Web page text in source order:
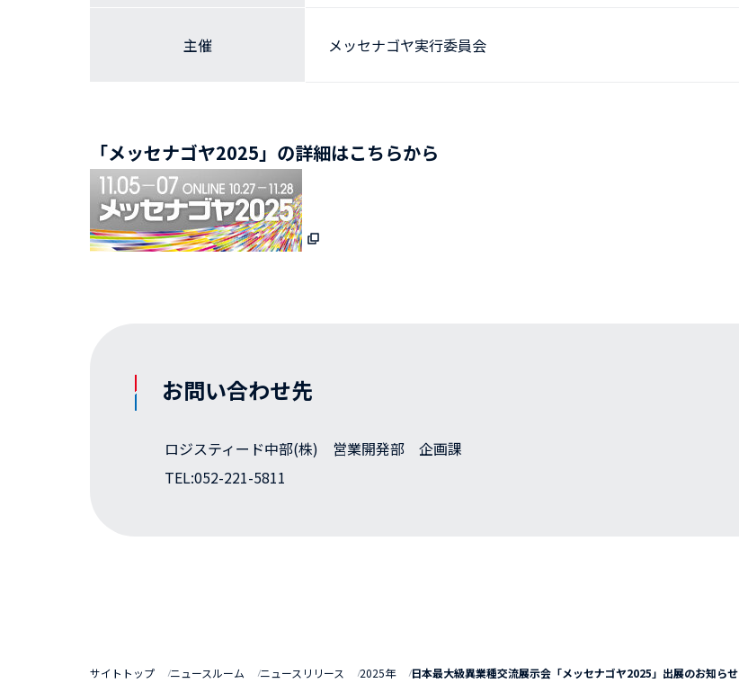
主催 メッセナゴヤ実行委員会
「メッセナゴヤ2025」の詳細はこちらから
お問い合わせ先
ロジスティード中部(株) 営業開発部 企画課
TEL:052-221-5811
サイトトップ ニュースルーム ニュースリリース 2025年 日本最大級異業種交流展示会「メッセナゴヤ2025」出展のお知らせ